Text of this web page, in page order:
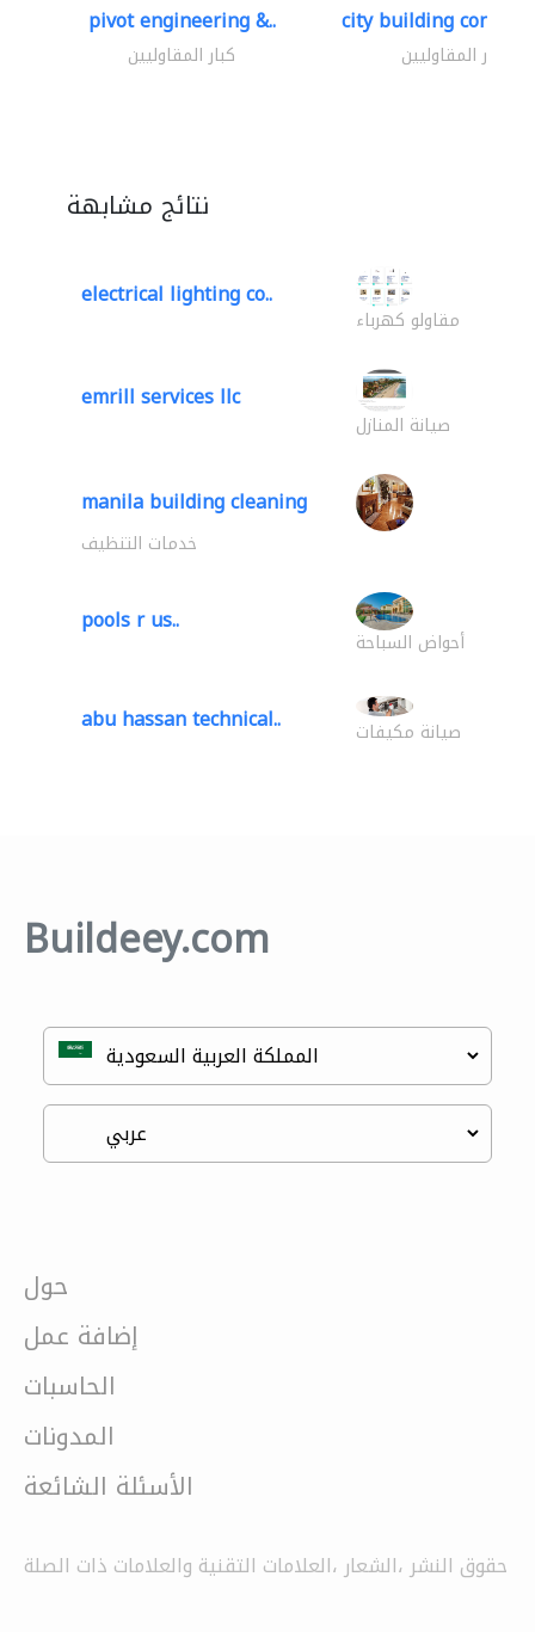
pivot engineering &..
كبار المقاوليين
city building
كبار المقاوليين
نتائج مشابهة
electrical lighting co..
مقاولو كهرباء
emrill services llc
صيانة المنازل
manila building cleaning
خدمات التنظيف
pools r us..
أحواض السباحة
abu hassan technical.. صيانة مكيفات
Buildeey.com
حول
إضافة عمل
الحاسبات
المدونات
الأسئلة الشائعة
حقوق النشر ،الشعار ،العلامات التقنية والعلامات ذات الصلة